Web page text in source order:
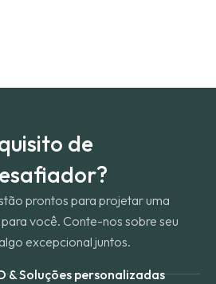
de
prontos para projetar uma
você. Conte-nos sobre seu
excepcional juntos.
& Soluções personalizadas